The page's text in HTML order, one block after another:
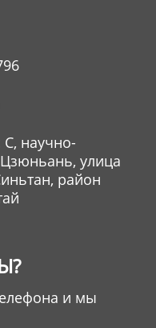
научно-
улица
район
и мы